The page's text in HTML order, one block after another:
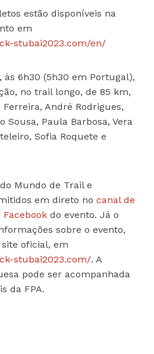
estão disponíveis na
em
stubai2023.com/en/
às 6h30 (5h30 em Portugal),
no trail longo, de 85 km,
André Rodrigues,
Sousa, Paula Barbosa, Vera
Sofia Roquete e
Mundo de Trail e
em direto no canal de
Facebook do evento. Já o
sobre o evento,
oficial, em
stubai2023.com/. A
pode ser acompanhada
da FPA.